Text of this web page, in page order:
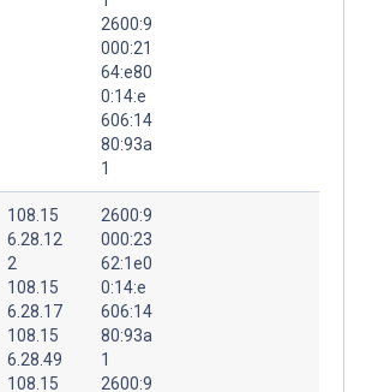
2600:9
000:21
64:e80
0:14:e
606:14
80:93a
1
108.15
6.28.12
2
108.15
6.28.17
108.15
6.28.49
108.15
2600:9
000:23
62:1e0
0:14:e
606:14
80:93a
1
2600:9